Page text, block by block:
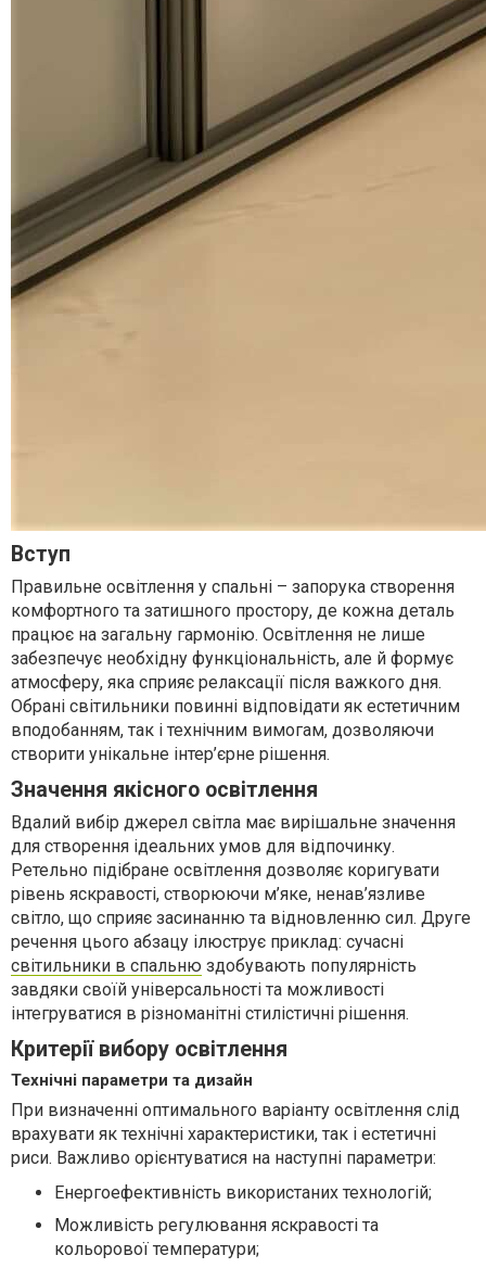
Вступ
Правильне освітлення у спальні – запорука створення
комфортного та затишного простору, де кожна деталь
працює на загальну гармонію. Освітлення не лише
забезпечує необхідну функціональність, але й формує
атмосферу, яка сприяє релаксації після важкого дня.
Обрані світильники повинні відповідати як естетичним
вподобанням, так і технічним вимогам, дозволяючи
створити унікальне інтер’єрне рішення.
Значення якісного освітлення
Вдалий вибір джерел світла має вирішальне значення
для створення ідеальних умов для відпочинку.
Ретельно підібране освітлення дозволяє коригувати
рівень яскравості, створюючи м’яке, ненав’язливе
світло, що сприяє засинанню та відновленню сил. Друге
речення цього абзацу ілюструє приклад: сучасні
світильники в спальню здобувають популярність
завдяки своїй універсальності та можливості
інтегруватися в різноманітні стилістичні рішення.
Критерії вибору освітлення
Технічні параметри та дизайн
При визначенні оптимального варіанту освітлення слід
врахувати як технічні характеристики, так і естетичні
риси. Важливо орієнтуватися на наступні параметри:
Енергоефективність використаних технологій;
Можливість регулювання яскравості та
кольорової температури;